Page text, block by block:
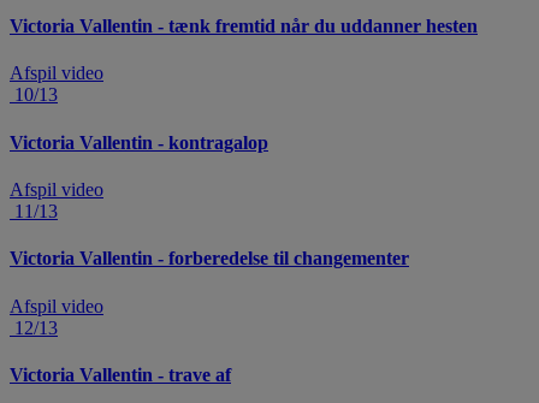
Victoria Vallentin - tænk fremtid når du uddanner hesten
Afspil video
10/13
Victoria Vallentin - kontragalop
Afspil video
11/13
Victoria Vallentin - forberedelse til changementer
Afspil video
12/13
Victoria Vallentin - trave af